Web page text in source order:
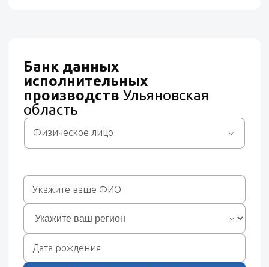
Банк данных
исполнительных
производств Ульяновская
область
Физическое лицо